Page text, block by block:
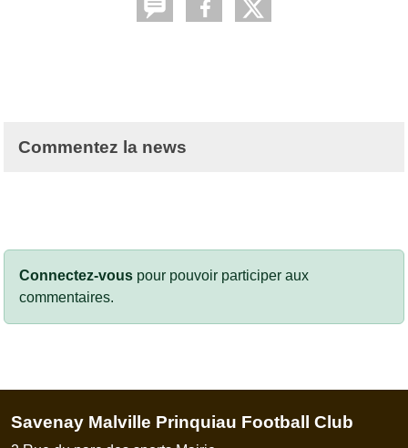
Commentez la news
Connectez-vous pour pouvoir participer aux
commentaires.
Savenay Malville Prinquiau Football Club